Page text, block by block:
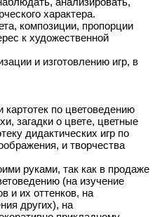
характера.
композиции, пропорции
к художественной
и изготовлению игр, в
по цветоведению
загадки о цвете, цветные
дидактических игр по
и творчества
руками, так как в продаже
(на изучение
и их оттенков, на
других), на